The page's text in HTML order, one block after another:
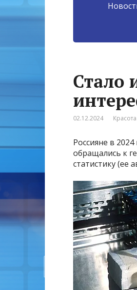
Стало
02.12.2024
Россияне в
обращались к
статистику (ее